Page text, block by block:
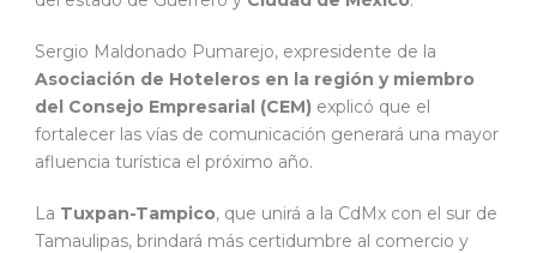
Sergio Maldonado Pumarejo, expresidente de la
Asociación de Hoteleros en la región y miembro
del Consejo Empresarial (CEM) explicó que el
fortalecer las vías de comunicación generará una mayor
afluencia turística el próximo año.
La Tuxpan-Tampico, que unirá a la CdMx con el sur de
Tamaulipas, brindará más certidumbre al comercio y